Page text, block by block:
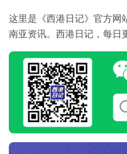
这里是《西港日记》官方网
南亚资讯。西港日记，每日